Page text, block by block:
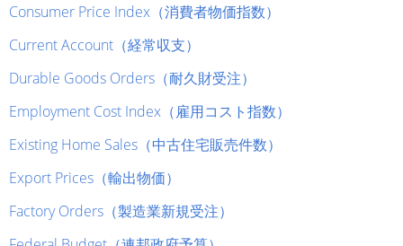
Consumer Price Index（消費者物価指数）
Current Account（経常収支）
Durable Goods Orders（耐久財受注）
Employment Cost Index（雇用コスト指数）
Existing Home Sales（中古住宅販売件数）
Export Prices（輸出物価）
Factory Orders（製造業新規受注）